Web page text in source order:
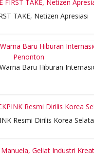
TAKE, Netizen Apresiasi
Baru Hiburan
Resmi Dirilis Korea